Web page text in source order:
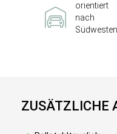
orientiert
nach
Südwesten
ZUSÄTZLICHE